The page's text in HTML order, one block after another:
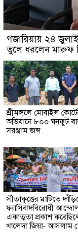
গজারিয়ায় ২৪
তুলে ধরলেন মারুফ
শ্রীমঙ্গলে মোবাইল
অভিযানে ৮০০ ঘনফুট
সরঞ্জাম জব্দ
সীতাকুণ্ডের মাটিতে
ফ্যাসিবাদবিরোধী
একাত্মতা প্রকাশ
খালেদা জিয়া- আসলাম